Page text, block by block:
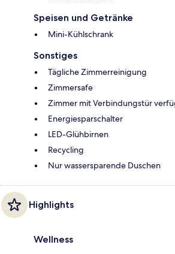
Speisen und Getränke
Mini-Kühlschrank
Sonstiges
Tägliche Zimmerreinigung
Zimmersafe
Zimmer mit Verbindungstür
Energiesparschalter
LED-Glühbirnen
Recycling
Nur wassersparende Duschen
Highlights
Wellness